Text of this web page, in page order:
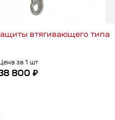
втягивающего типа
за 1 шт
800 ₽